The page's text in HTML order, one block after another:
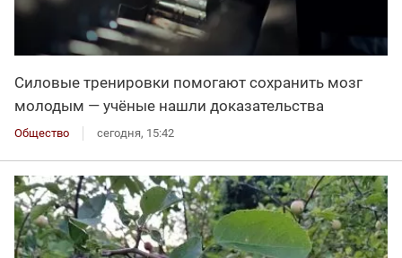
Силовые тренировки помогают сохранить мозг
молодым — учёные нашли доказательства
Общество сегодня, 15:42